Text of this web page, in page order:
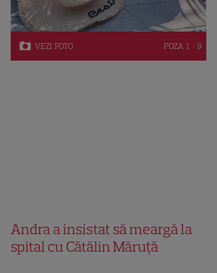
VEZI FOTO POZA 1 / 9
Andra a insistat să meargă la
spital cu Cătălin Măruță